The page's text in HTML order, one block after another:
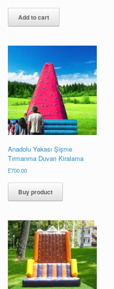
Add to cart
Anadolu Yakası Şişme
Tırmanma Duvarı Kiralama
£700.00
Buy product